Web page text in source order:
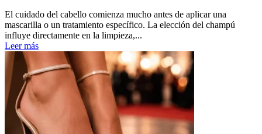
El cuidado del cabello comienza mucho antes de aplicar una
mascarilla o un tratamiento específico. La elección del champú
influye directamente en la limpieza,...
Leer más